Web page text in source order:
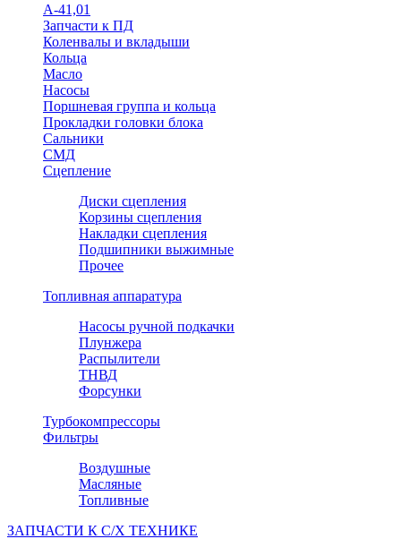
А-41,01
Запчасти к ПД
Коленвалы и вкладыши
Кольца
Масло
Насосы
Поршневая группа и кольца
Прокладки головки блока
Сальники
СМД
Сцепление
Диски сцепления
Корзины сцепления
Накладки сцепления
Подшипники выжимные
Прочее
Топливная аппаратура
Насосы ручной подкачки
Плунжера
Распылители
ТНВД
Форсунки
Турбокомпрессоры
Фильтры
Воздушные
Масляные
Топливные
ЗАПЧАСТИ К С/Х ТЕХНИКЕ